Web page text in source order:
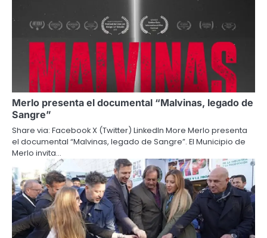
Merlo presenta el documental “Malvinas, legado de
Sangre”
Share via: Facebook X (Twitter) LinkedIn More Merlo presenta
el documental “Malvinas, legado de Sangre”. El Municipio de
Merlo invita…